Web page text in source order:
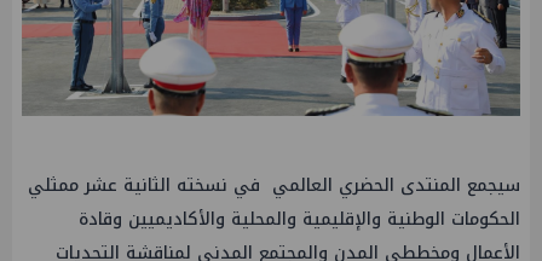
سيجمع المنتدى الحضري العالمي في نسخته الثانية عشر ممثلي
الحكومات الوطنية والإقليمية والمحلية والأكاديميين وقادة
الأعمال ومخططي المدن والمجتمع المدني لمناقشة التحديات